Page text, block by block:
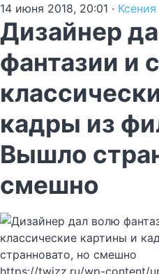
14 июня 2018, 20:01 ·
Дизайнер
фантазии и
кадры из
Вышло
смешно